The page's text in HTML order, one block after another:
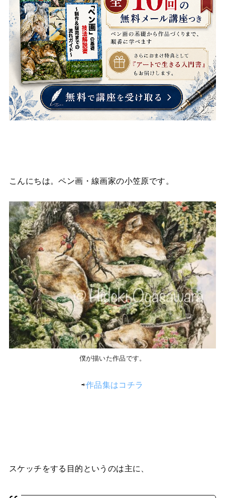
こんにちは。ペン画・線画家の小笠原です。
僕が描いた作品です。
⇨作品集はコチラ
スケッチをする目的というのは主に、